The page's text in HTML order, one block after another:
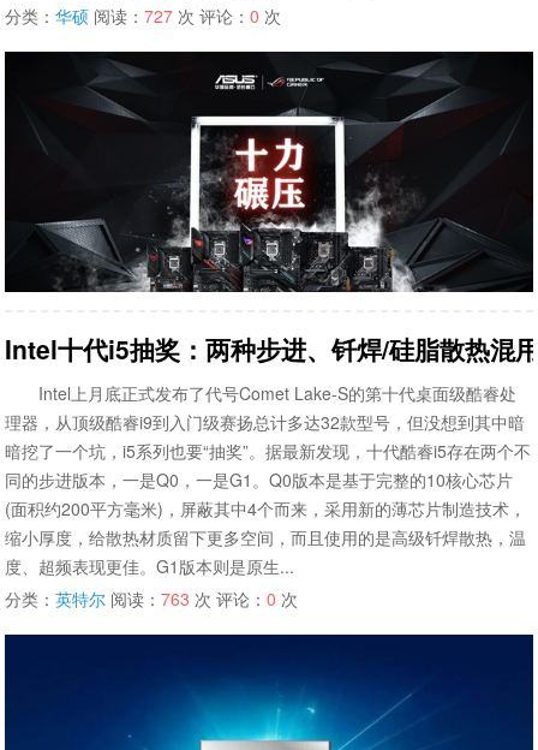
分类：华硕 阅读：727 次 评论：0 次
Intel十代i5抽奖：两种步进、钎焊/硅脂散热混
Intel上月底正式发布了代号Comet Lake-S的第十代桌面级酷睿处
理器，从顶级酷睿i9到入门级赛扬总计多达32款型号，但没想到其中暗
暗挖了一个坑，i5系列也要“抽奖”。据最新发现，十代酷睿i5存在两个不
同的步进版本，一是Q0，一是G1。Q0版本是基于完整的10核心芯片
(面积约200平方毫米)，屏蔽其中4个而来，采用新的薄芯片制造技术，
缩小厚度，给散热材质留下更多空间，而且使用的是高级钎焊散热，温
度、超频表现更佳。G1版本则是原生...
分类：英特尔 阅读：763 次 评论：0 次